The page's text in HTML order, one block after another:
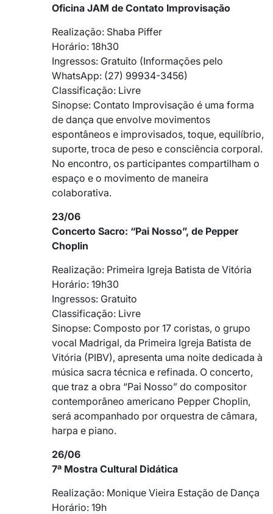
Oficina JAM de Contato Improvisação
Realização: Shaba Piffer
Horário: 18h30
Ingressos: Gratuito (Informações pelo
WhatsApp: (27) 99934-3456)
Classificação: Livre
Sinopse: Contato Improvisação é uma forma
de dança que envolve movimentos
espontâneos e improvisados, toque, equilíbrio,
suporte, troca de peso e consciência corporal.
No encontro, os participantes compartilham o
espaço e o movimento de maneira
colaborativa.
23/06
Concerto Sacro: “Pai Nosso”, de Pepper
Choplin
Realização: Primeira Igreja Batista de Vitória
Horário: 19h30
Ingressos: Gratuito
Classificação: Livre
Sinopse: Composto por 17 coristas, o grupo
vocal Madrigal, da Primeira Igreja Batista de
Vitória (PIBV), apresenta uma noite dedicada à
música sacra técnica e refinada. O concerto,
que traz a obra “Pai Nosso” do compositor
contemporâneo americano Pepper Choplin,
será acompanhado por orquestra de câmara,
harpa e piano.
26/06
7ª Mostra Cultural Didática
Realização: Monique Vieira Estação de Dança
Horário: 19h